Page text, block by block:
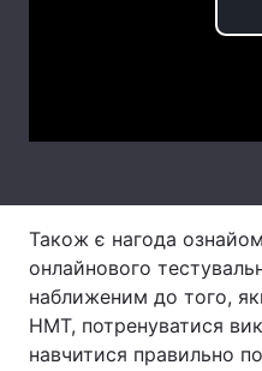
Тема оформлення
Також є нагода
онлайнового
наближеним до того,
НМТ, потренуватися
навчитися правильно